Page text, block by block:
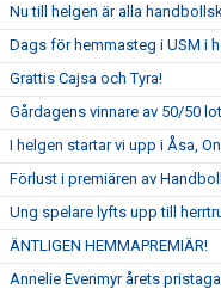
Nu till helgen är alla
Dags för hemmasteg i USM i
Grattis Cajsa och Tyra!
Gårdagens vinnare av 50/50
I helgen startar vi upp i Åsa,
Förlust i premiären av
Ung spelare lyfts upp till
ÄNTLIGEN HEMMAPREMIÄR!
Annelie Evenmyr årets